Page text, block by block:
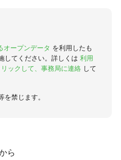
オープンデータ を利用したも
してください。詳しくは 利用
リックして、事務局に連絡 して
禁じます。
ら